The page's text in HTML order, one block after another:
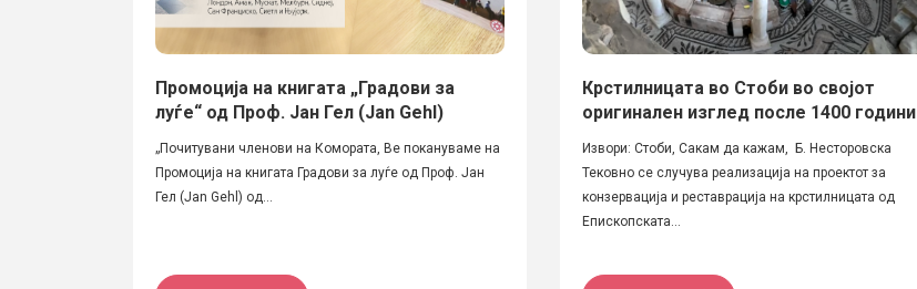
Промоција на книгата „Градови за
луѓе“ од Проф. Јан Гел (Jan Gehl)
„Почитувани членови на Комората, Ве покануваме на
Промоција на книгата Градови за луѓе од Проф. Јан
Гел (Jan Gehl) од...
Крстилницата во Стоби во својот
оригинален изглед после 1400 години
Извори: Стоби, Сакам да кажам, Б. Несторовска
Тековно се случува реализација на проектот за
конзервација и реставрација на крстилницата од
Епископската...